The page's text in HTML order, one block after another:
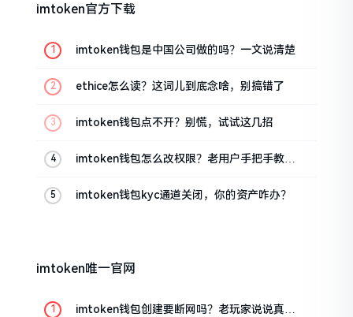
imtoken官方下载
imtoken钱包是中国公司做的吗？一文说清楚
ethice怎么读？这词儿到底念啥，别搞错了
imtoken钱包点不开？别慌，试试这几招
imtoken钱包怎么改权限？老用户手把手教你
imtoken钱包kyc通道关闭，你的资产咋办？
imtoken唯一官网
imtoken钱包创建要断网吗？老玩家说说真实